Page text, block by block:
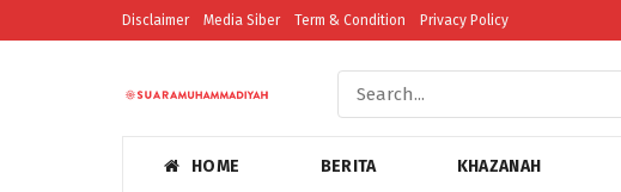
Disclaimer Media Siber Term & Condition Privacy Policy
HOME BERITA KHAZANAH